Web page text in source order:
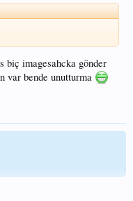
biç imagesahcka gönder
var bende unutturma